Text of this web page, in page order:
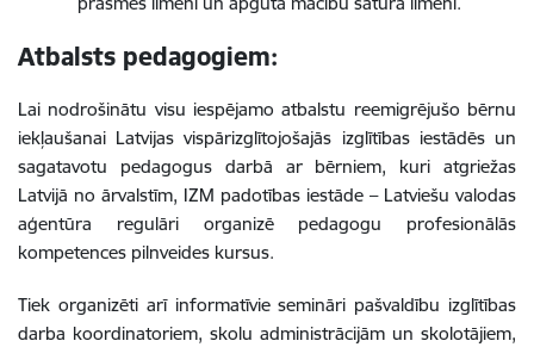
Atbalsts pedagogiem:
Lai nodrošinātu visu iespējamo atbalstu reemigrējušo bērnu
iekļaušanai Latvijas vispārizglītojošajās izglītības iestādēs un
sagatavotu pedagogus darbā ar bērniem, kuri atgriežas
Latvijā no ārvalstīm, IZM padotības iestāde – Latviešu valodas
aģentūra regulāri organizē pedagogu profesionālās
kompetences pilnveides kursus.
Tiek organizēti arī informatīvie semināri pašvaldību izglītības
darba koordinatoriem, skolu administrācijām un skolotājiem,